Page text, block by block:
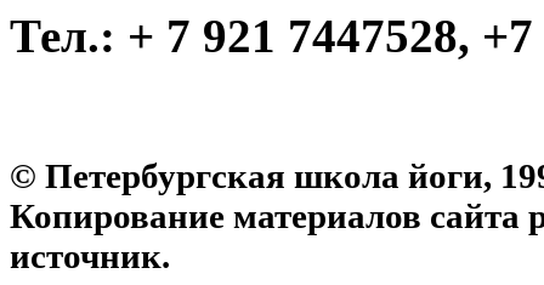
Тел.: + 7 921 7447528, +7
© Петербургская школа йоги,
Копирование материалов сайта
источник.